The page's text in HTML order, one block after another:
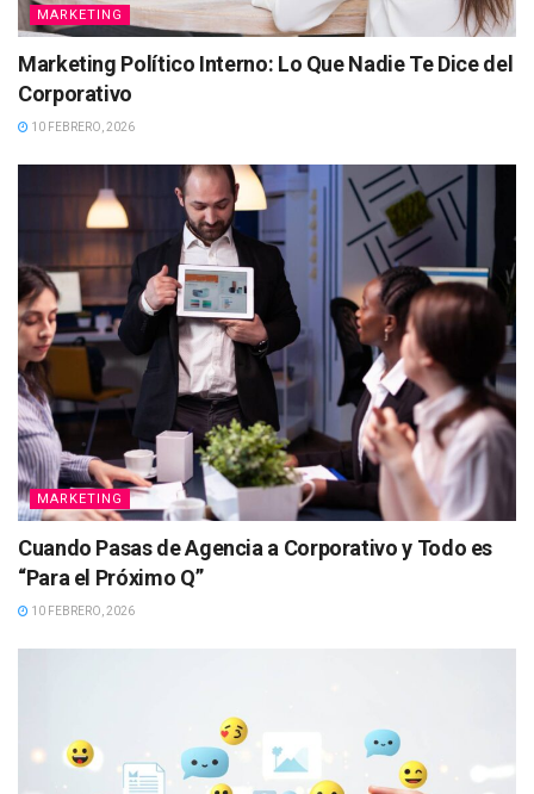
MARKETING
Marketing Político Interno: Lo Que Nadie Te Dice del
Corporativo
10 FEBRERO, 2026
MARKETING
Cuando Pasas de Agencia a Corporativo y Todo es
“Para el Próximo Q”
10 FEBRERO, 2026